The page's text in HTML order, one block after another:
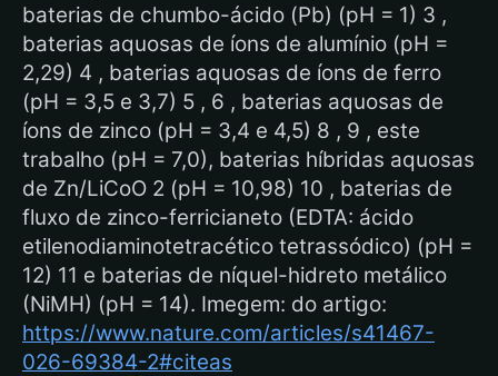
baterias de chumbo-ácido (Pb) (pH = 1) 3 ,
baterias aquosas de íons de alumínio (pH =
2,29) 4 , baterias aquosas de íons de ferro
(pH = 3,5 e 3,7) 5 , 6 , baterias aquosas de
íons de zinco (pH = 3,4 e 4,5) 8 , 9 , este
trabalho (pH = 7,0), baterias híbridas aquosas
de Zn/LiCoO 2 (pH = 10,98) 10 , baterias de
fluxo de zinco-ferricianeto (EDTA: ácido
etilenodiaminotetracético tetrassódico) (pH =
12) 11 e baterias de níquel-hidreto metálico
(NiMH) (pH = 14). Imegem: do artigo:
https://www.nature.com/articles/s41467-
026-69384-2#citeas